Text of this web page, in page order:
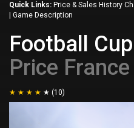
Quick Links: Price & Sales History
Game Description
Football
Price France
(10)